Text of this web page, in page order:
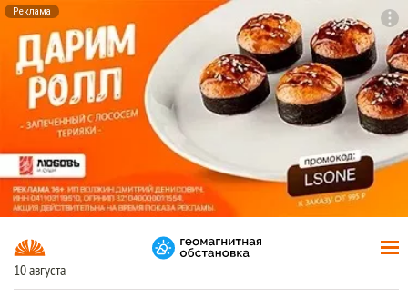
Реклама
10 августа